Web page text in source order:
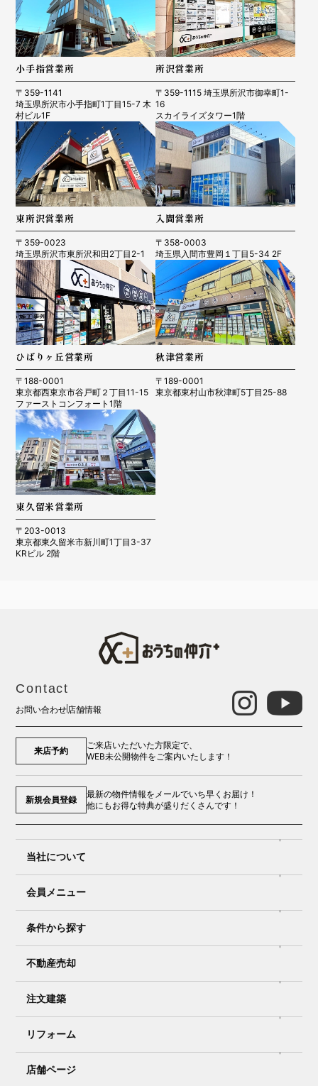
小手指営業所
〒359-1141
埼玉県所沢市小手指町1丁目15-7 木
村ビル1F
所沢営業所
〒359-1115 埼玉県所沢市御幸町1-
16
スカイライズタワー1階
東所沢営業所
〒359-0023
埼玉県所沢市東所沢和田2丁目2-1
入間営業所
〒358-0003
埼玉県入間市豊岡１丁目5-34 2F
ひばりヶ丘営業所
〒188-0001
東京都西東京市谷戸町２丁目11-15
ファーストコンフォート1階
秋津営業所
〒189-0001
東京都東村山市秋津町5丁目25-88
東久留米営業所
〒203-0013
東京都東久留米市新川町1丁目3-37
KRビル 2階
Contact
お問い合わせ 店舗情報
来店予約
ご来店いただいた方限定で、
WEB未公開物件をご案内いたします！
新規会員登録
最新の物件情報をメールでいち早くお届け！
他にもお得な特典が盛りだくさんです！
当社について
会員メニュー
条件から探す
不動産売却
注文建築
リフォーム
店舗ページ